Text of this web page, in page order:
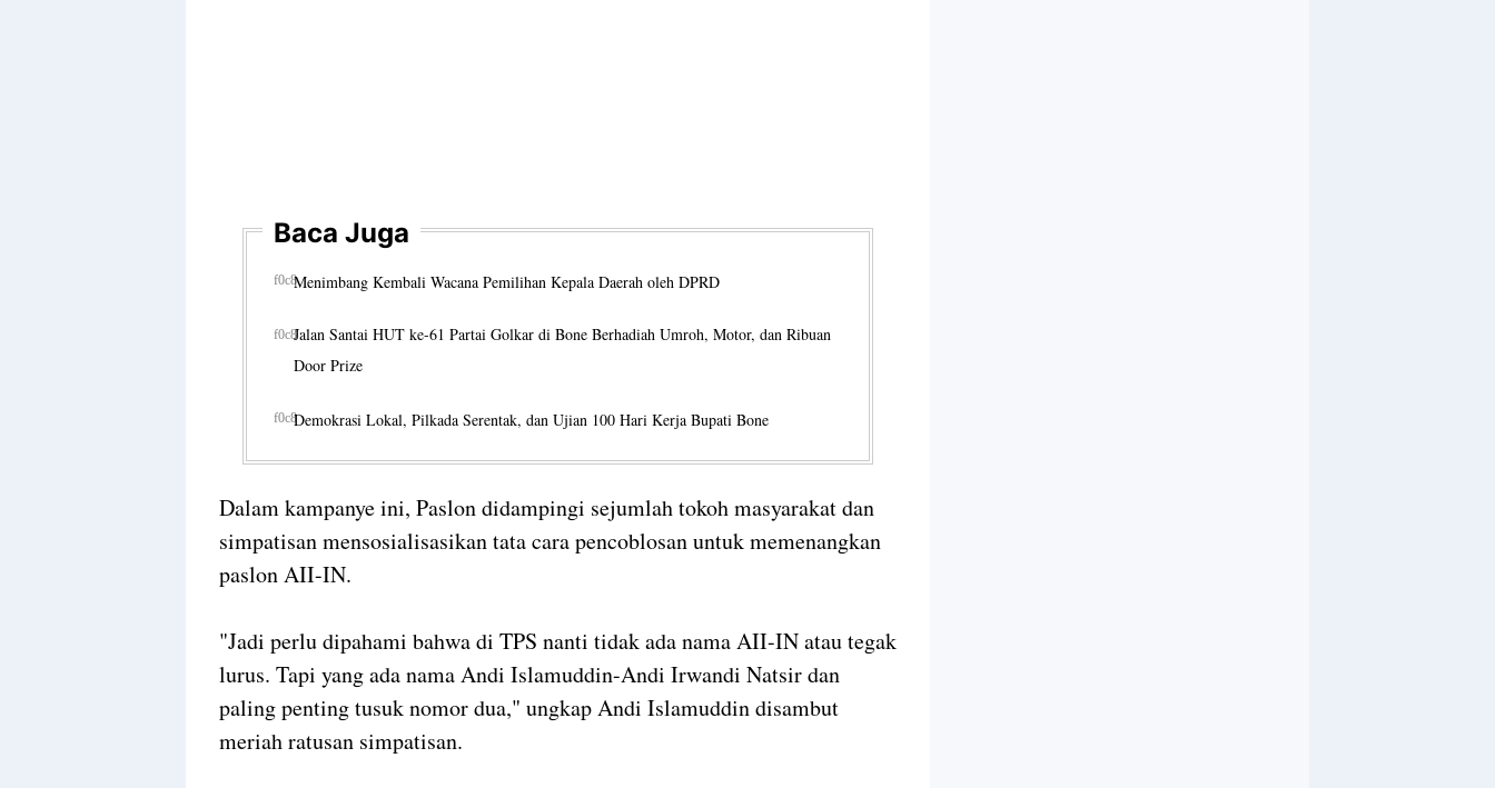
Baca Juga
Menimbang Kembali Wacana Pemilihan Kepala Daerah oleh DPRD
Jalan Santai HUT ke-61 Partai Golkar di Bone Berhadiah Umroh, Motor, dan Ribuan
Door Prize
Demokrasi Lokal, Pilkada Serentak, dan Ujian 100 Hari Kerja Bupati Bone
Dalam kampanye ini, Paslon didampingi sejumlah tokoh masyarakat dan
simpatisan mensosialisasikan tata cara pencoblosan untuk memenangkan
paslon AII-IN.
"Jadi perlu dipahami bahwa di TPS nanti tidak ada nama AII-IN atau tegak
lurus. Tapi yang ada nama Andi Islamuddin-Andi Irwandi Natsir dan
paling penting tusuk nomor dua," ungkap Andi Islamuddin disambut
meriah ratusan simpatisan.